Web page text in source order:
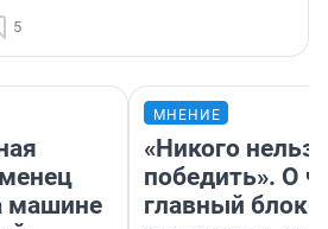
5
машине
МНЕНИЕ
«Никого нельзя
победить». О
главный